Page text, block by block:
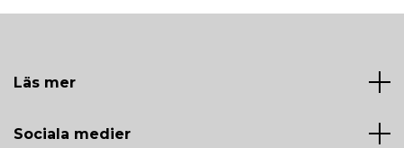
Läs mer
Sociala medier